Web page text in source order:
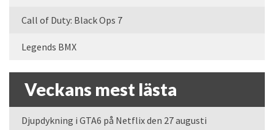
Call of Duty: Black Ops 7
Legends BMX
Veckans mest lästa
Djupdykning i GTA6 på Netflix den 27 augusti